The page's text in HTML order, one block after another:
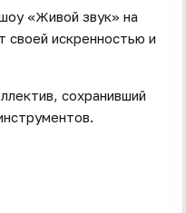
«Живой звук» на
своей искренностью и
сохранивший